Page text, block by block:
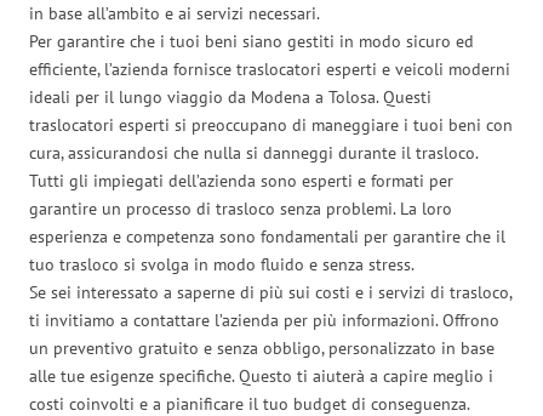
in base all’ambito e ai servizi necessari.
Per garantire che i tuoi beni siano gestiti in modo sicuro ed
efficiente, l’azienda fornisce traslocatori esperti e veicoli moderni
ideali per il lungo viaggio da Modena a Tolosa. Questi
traslocatori esperti si preoccupano di maneggiare i tuoi beni con
cura, assicurandosi che nulla si danneggi durante il trasloco.
Tutti gli impiegati dell’azienda sono esperti e formati per
garantire un processo di trasloco senza problemi. La loro
esperienza e competenza sono fondamentali per garantire che il
tuo trasloco si svolga in modo fluido e senza stress.
Se sei interessato a saperne di più sui costi e i servizi di trasloco,
ti invitiamo a contattare l’azienda per più informazioni. Offrono
un preventivo gratuito e senza obbligo, personalizzato in base
alle tue esigenze specifiche. Questo ti aiuterà a capire meglio i
costi coinvolti e a pianificare il tuo budget di conseguenza.